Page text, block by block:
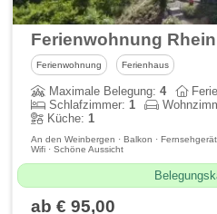
Ferienwohnung
Ferienwohnung Ferienhaus
Maximale Belegung:4
Schlafzimmer:1
Küche:1
An den Weinbergen · Balkon ·
Wifi · Schöne Aussicht
ab € 95,00